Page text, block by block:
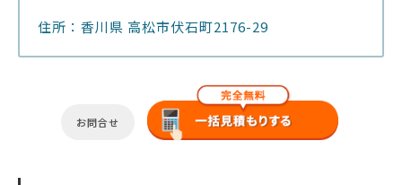
住所：香川県 高松市伏石町2176-29
お問合せ